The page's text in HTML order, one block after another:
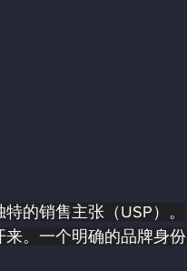
的销售主张（USP）。
。一个明确的品牌身份